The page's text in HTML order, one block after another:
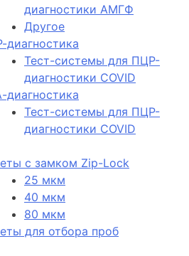
диагностики АМГФ
Другое
диагностика
Тест-системы для ПЦР-
диагностики COVID
диагностика
Тест-системы для ПЦР-
диагностики COVID
с замком Zip-Lock
25 мкм
40 мкм
80 мкм
для отбора проб